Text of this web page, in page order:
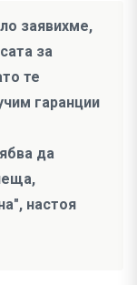
заявихме,
за
те
гаранции
да
настоя